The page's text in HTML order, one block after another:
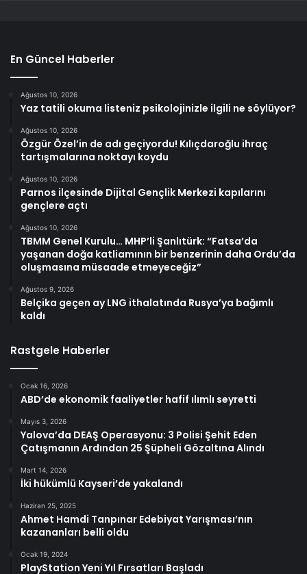
En Güncel Haberler
Ağustos 10, 2026
Yaz tatili okuma listeniz psikolojinizle ilgili ne söylüyor?
Ağustos 10, 2026
Özgür Özel’in de adı geçiyordu! Kılıçdaroğlu ihraç
tartışmalarına noktayı koydu
Ağustos 10, 2026
Parnos ilçesinde Dijital Gençlik Merkezi kapılarını
gençlere açtı
Ağustos 10, 2026
TBMM Genel Kurulu… MHP’li Şanlıtürk: “Fatsa’da
yaşanan doğa katliamının bir benzerinin daha Ordu’da
oluşmasına müsaade etmeyeceğiz”
Ağustos 9, 2026
Belçika geçen ay LNG ithalatında Rusya’ya bağımlı
kaldı
Rastgele Haberler
Ocak 16, 2026
ABD’de ekonomik faaliyetler hafif ılımlı seyretti
Mayıs 3, 2026
Yalova’da DEAŞ Operasyonu: 3 Polisi Şehit Eden
Çatışmanın Ardından 25 Şüpheli Gözaltına Alındı
Mart 14, 2026
İki hükümlü Kayseri’de yakalandı
Haziran 25, 2025
Ahmet Hamdi Tanpınar Edebiyat Yarışması’nın
kazananları belli oldu
Ocak 19, 2024
PlayStation Yeni Yıl Fırsatları Başladı